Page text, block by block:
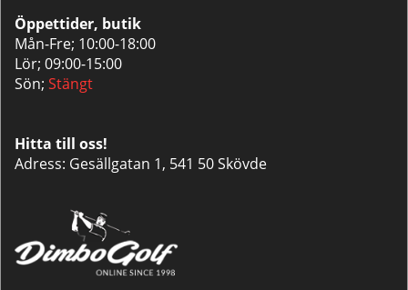
Öppettider, butik
Mån-Fre; 10:00-18:00
Lör; 09:00-15:00
Sön; Stängt
Hitta till oss!
Adress: Gesällgatan 1, 541 50 Skövde